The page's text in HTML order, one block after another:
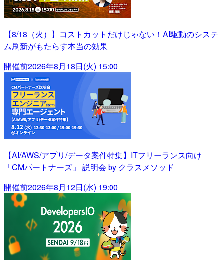
【8/18（火）】コストカットだけじゃない！AI駆動のシステ
ム刷新がもたらす本当の効果
開催前2026年8月18日(火) 15:00
【AI/AWS/アプリ/データ案件特集】ITフリーランス向け
「CMパートナーズ」 説明会 by クラスメソッド
開催前2026年8月12日(水) 19:00